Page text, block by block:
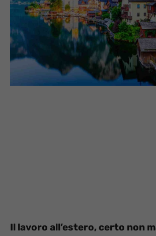
Il lavoro all’estero, certo non